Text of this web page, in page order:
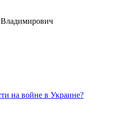
на войне в Украине?